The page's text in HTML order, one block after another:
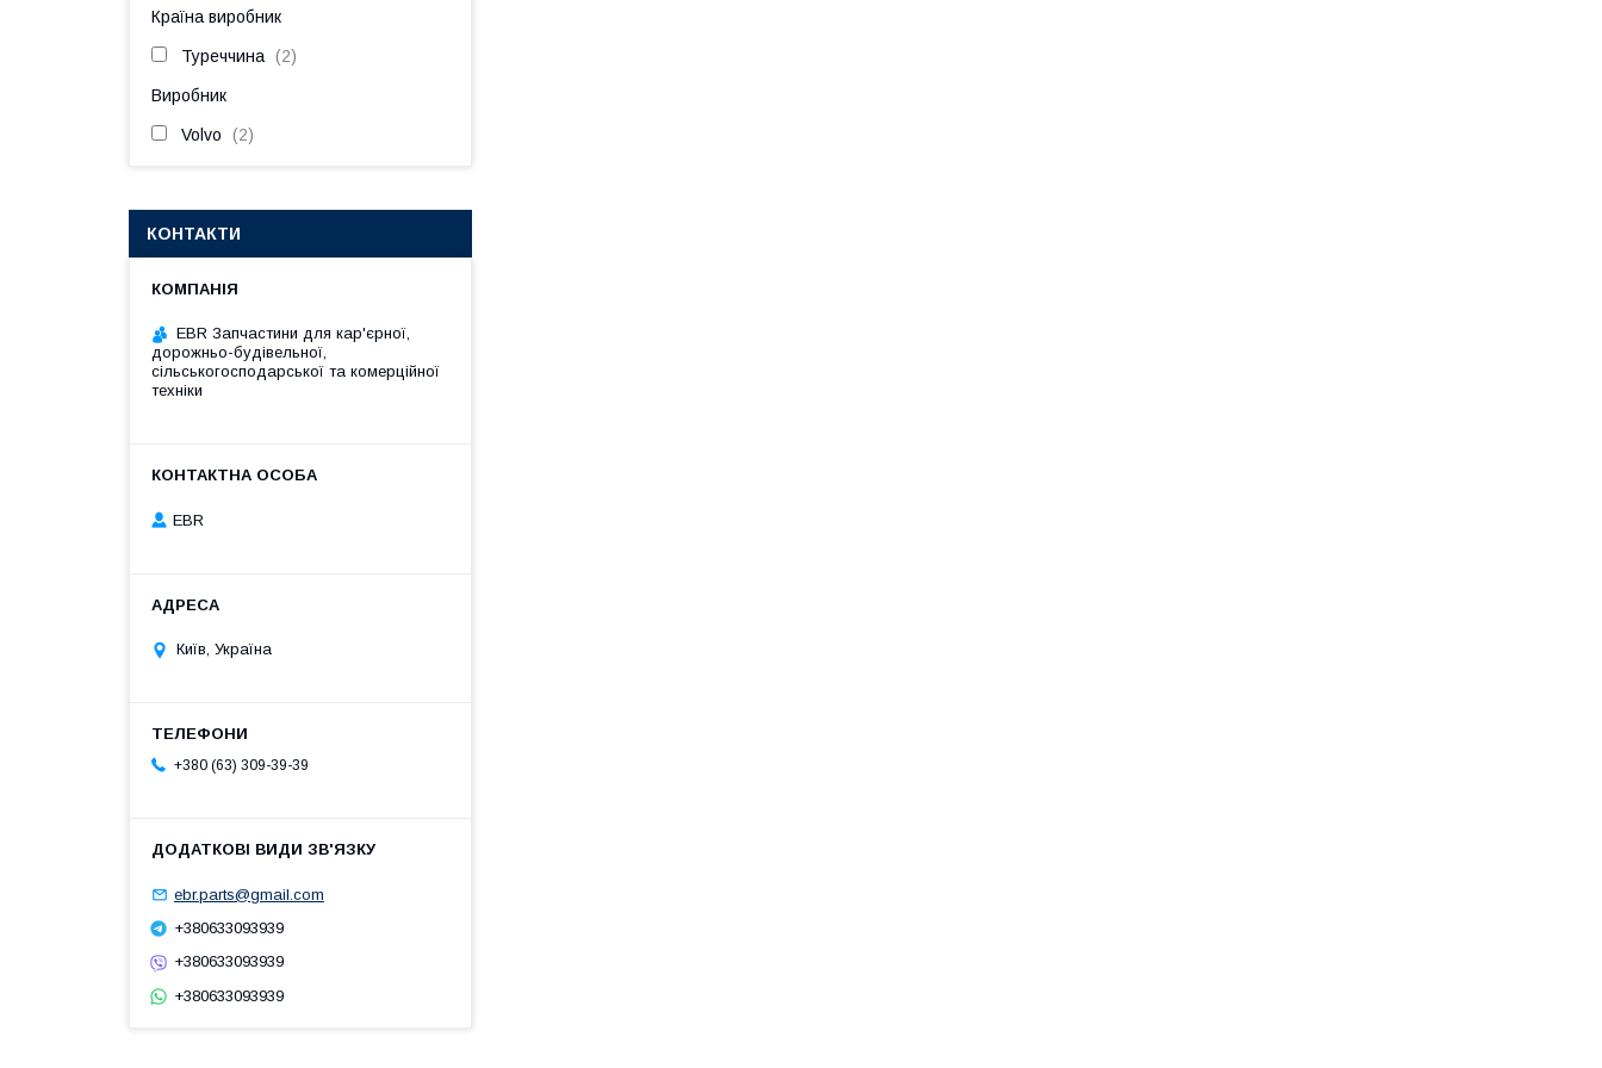
Країна виробник
Туреччина 2
Виробник
Volvo 2
КОНТАКТИ
EBR Запчастини для кар'єрної,
дорожньо-будівельної,
сільськогосподарської та комерційної
техніки
EBR
Київ, Україна
+380 (63) 309-39-39
ebr.parts@gmail.com
+380633093939
+380633093939
+380633093939